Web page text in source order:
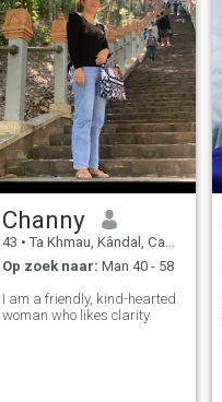
Channy
43 • Ta Khmau, Kândal, Cambodja
Op zoek naar: Man 40 - 58
I am a friendly, kind-hearted
woman who likes clarity.